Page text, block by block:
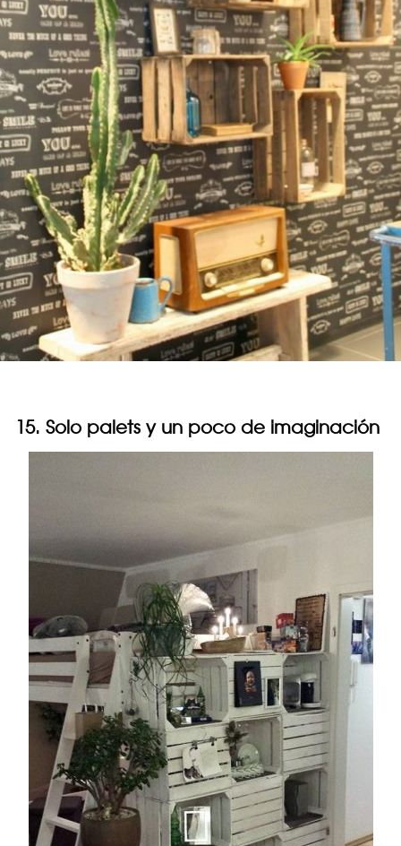
15. Solo palets y un poco de imaginación